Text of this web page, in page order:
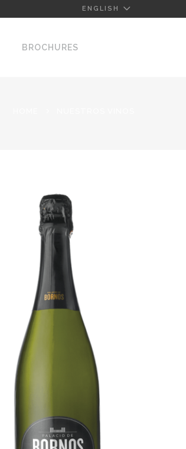
ENGLISH
BROCHURES